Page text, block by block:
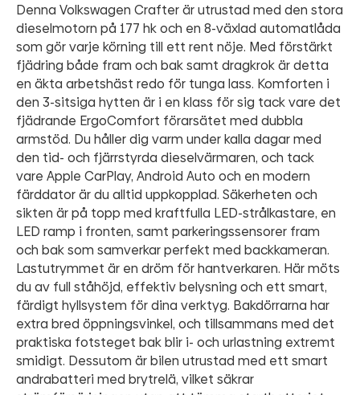
Denna Volkswagen Crafter är utrustad med den stora
dieselmotorn på 177 hk och en 8-växlad automatlåda
som gör varje körning till ett rent nöje. Med förstärkt
fjädring både fram och bak samt dragkrok är detta
en äkta arbetshäst redo för tunga lass. Komforten i
den 3-sitsiga hytten är i en klass för sig tack vare det
fjädrande ErgoComfort förarsätet med dubbla
armstöd. Du håller dig varm under kalla dagar med
den tid- och fjärrstyrda dieselvärmaren, och tack
vare Apple CarPlay, Android Auto och en modern
färddator är du alltid uppkopplad. Säkerheten och
sikten är på topp med kraftfulla LED-strålkastare, en
LED ramp i fronten, samt parkeringssensorer fram
och bak som samverkar perfekt med backkameran.
Lastutrymmet är en dröm för hantverkaren. Här möts
du av full ståhöjd, effektiv belysning och ett smart,
färdigt hyllsystem för dina verktyg. Bakdörrarna har
extra bred öppningsvinkel, och tillsammans med det
praktiska fotsteget bak blir i- och urlastning extremt
smidigt. Dessutom är bilen utrustad med ett smart
andrabatteri med brytrelä, vilket säkrar